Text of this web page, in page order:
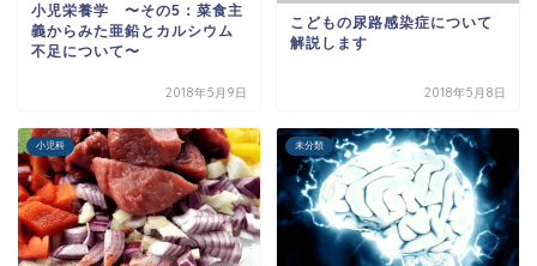
小児栄養学 〜その5：菜食主
義からみた亜鉛とカルシウム
不足について〜
2018年5月9日
こどもの尿路感染症について
解説します
2018年5月8日
小児科 未分類